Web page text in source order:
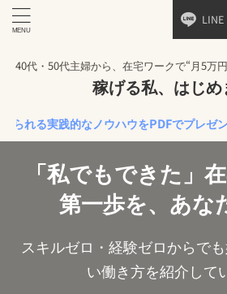
LINE
40代・50代主婦から、在宅ワークで“月5万
稼げる私、はじめ
実践的なノウハウをPDFでプレゼント中！
「私でもできた」
第一歩を、あな
スキルゼロ・経験ゼロからで
い働き方を紹介して